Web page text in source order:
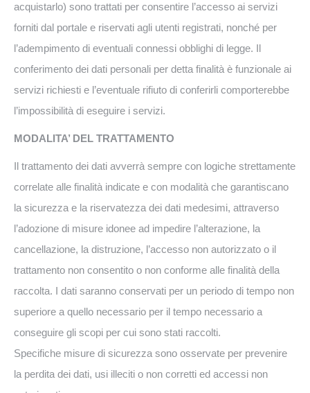
acquistarlo) sono trattati per consentire l’accesso ai servizi
forniti dal portale e riservati agli utenti registrati, nonché per
l’adempimento di eventuali connessi obblighi di legge. Il
conferimento dei dati personali per detta finalità è funzionale ai
servizi richiesti e l’eventuale rifiuto di conferirli comporterebbe
l’impossibilità di eseguire i servizi.
MODALITA’ DEL TRATTAMENTO
Il trattamento dei dati avverrà sempre con logiche strettamente
correlate alle finalità indicate e con modalità che garantiscano
la sicurezza e la riservatezza dei dati medesimi, attraverso
l’adozione di misure idonee ad impedire l’alterazione, la
cancellazione, la distruzione, l’accesso non autorizzato o il
trattamento non consentito o non conforme alle finalità della
raccolta. I dati saranno conservati per un periodo di tempo non
superiore a quello necessario per il tempo necessario a
conseguire gli scopi per cui sono stati raccolti.
Specifiche misure di sicurezza sono osservate per prevenire
la perdita dei dati, usi illeciti o non corretti ed accessi non